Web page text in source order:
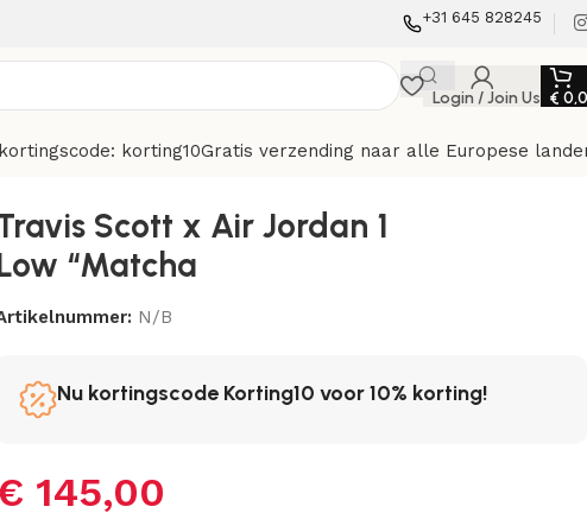
+31 645 828245
Login / Join Us €
korting10Gratis verzending naar alle Europese
Scott x Air Jordan 1
“Matcha
N/B
Nu kortingscode Korting10 voor 10% korting!
145,00